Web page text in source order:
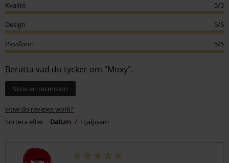
Kvalité
5/5
Design 5/5
Passform 5/5
Berätta vad du tycker om "Moxy".
Skriv en recension
How do reviews work?
Sortera efter
Datum Hjälpsam